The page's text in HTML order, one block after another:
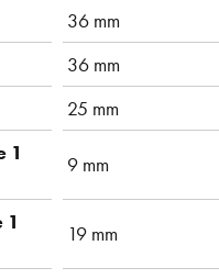
36 mm
36 mm
25 mm
1
9 mm
1
19 mm